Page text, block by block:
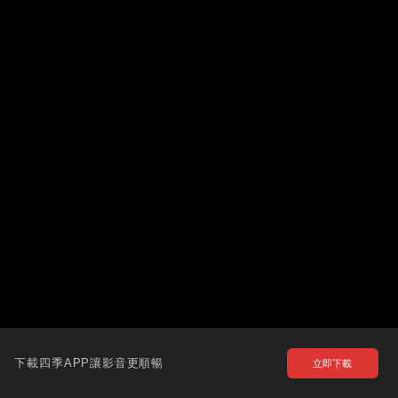
下載四季APP讓影音更順暢 立即下載